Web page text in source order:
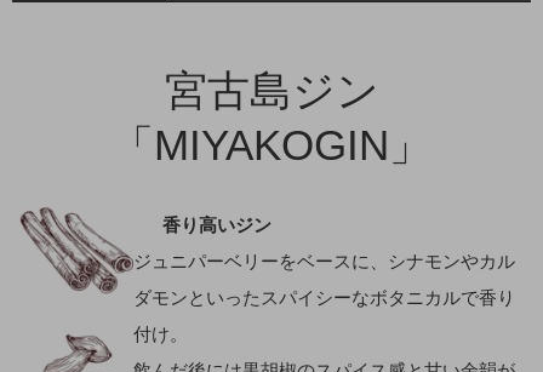
宮古島ジン
「MIYAKOGIN」
香り高いジン
ジュニパーベリーをベースに、シナモンやカル
ダモンといったスパイシーなボタニカルで香り
付け。